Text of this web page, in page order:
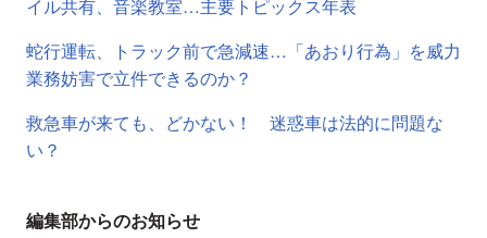
イル共有、音楽教室…主要トピックス年表
蛇行運転、トラック前で急減速…「あおり行為」を威力
業務妨害で立件できるのか？
救急車が来ても、どかない！ 迷惑車は法的に問題な
い？
編集部からのお知らせ